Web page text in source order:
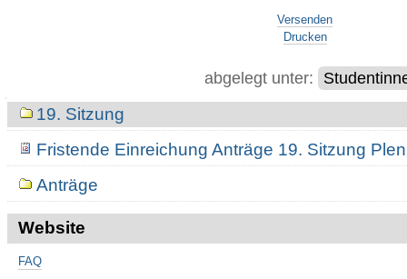
Versenden
Drucken
abgelegt unter:
Navigation19. Sitzung
Fristende Einreichung Anträge 19. Sitzung
Anträge
Website
FAQ